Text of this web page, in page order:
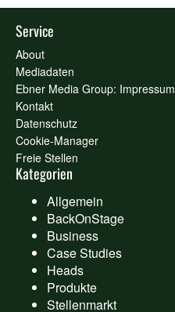
Service
About
Mediadaten
Ebner Media Group: Impressum
Kontakt
Datenschutz
Cookie-Manager
Freie Stellen
Kategorien
Allgemein
BackOnStage
Business
Case Studies
Heads
Produkte
Stellenmarkt